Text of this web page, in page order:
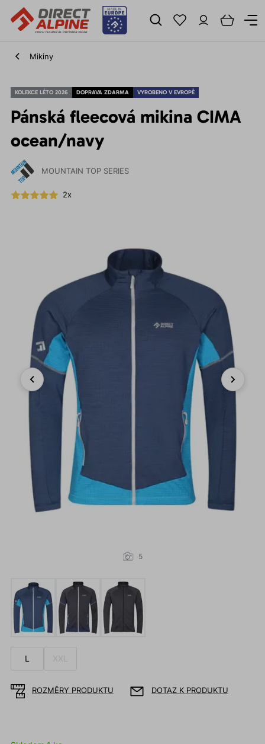
Mikiny
KOLEKCE LÉTO 2026 DOPRAVA ZDARMA VYROBENO V EVROPĚ
Pánská fleecová mikina CIMA
ocean/navy
MOUNTAIN TOP SERIES
2x
5
L XXL
ROZMĚRY PRODUKTU DOTAZ K PRODUKTU